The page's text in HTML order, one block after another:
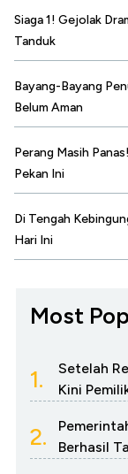
Siaga 1! Gejolak
Tanduk
Bayang-Bayang
Belum Aman
Perang Masih
Pekan Ini
Di Tengah
Hari Ini
Most
1.
Setelah
Kini
2.
Berhasil